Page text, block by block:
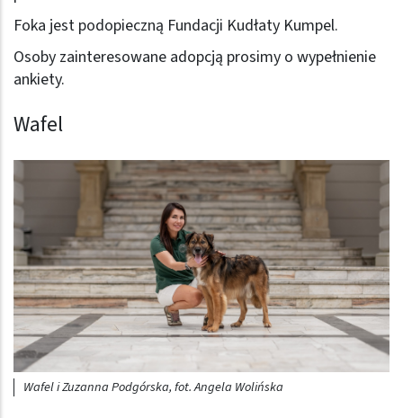
Foka jest podopieczną Fundacji Kudłaty Kumpel.
Osoby zainteresowane adopcją prosimy o wypełnienie
ankiety.
Wafel
Wafel i Zuzanna Podgórska, fot. Angela Wolińska